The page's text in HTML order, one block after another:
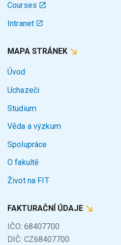
Courses
Intranet
MAPA STRÁNEK
Úvod
Uchazeči
Studium
Věda a výzkum
Spolupráce
O fakultě
Život na FIT
FAKTURAČNÍ ÚDAJE
IČO: 68407700
DIČ: CZ68407700